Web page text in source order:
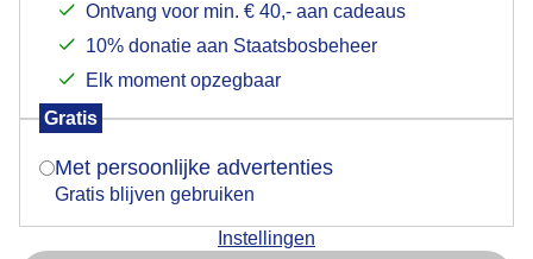
Ontvang voor min. € 40,- aan cadeaus
10% donatie aan Staatsbosbeheer
Elk moment opzegbaar
Gratis
Met persoonlijke advertenties
Gratis blijven gebruiken
Instellingen
Indien je hier nog geen akkoord op hebt gegeven,
verschijnt er zo een pop-up uit je browser waarin
Is goed, toon de popup
Nu niet, misschien later